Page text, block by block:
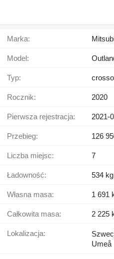
Marka:
Model:
Typ:
Rocznik: 2020
Pierwsza rejestracja: 2021-
Przebieg: 126
Liczba miejsc: 7
Ładowność: 534 kg
Własna masa: 1 691
Całkowita masa: 2 225
Lokalizacja:
Umeå